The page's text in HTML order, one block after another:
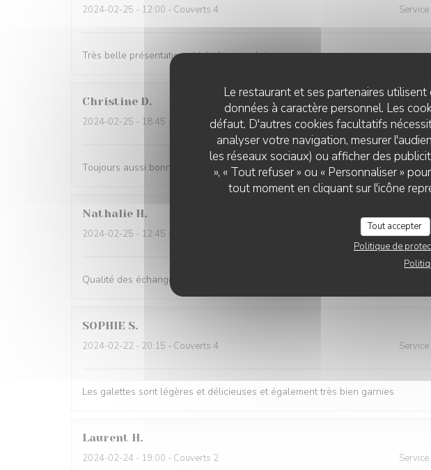
Le restaurant et ses partenaires
données à caractère personnel. Les
défaut. D'autres cookies facultatifs
analyser votre navigation, mesurer
les réseaux sociaux) ou afficher des
», « Tout refuser » ou « Personnaliser »
tout moment en cliquant sur l'icône
Tout accepter
Politique de
2024-02-25 - 12:00 - Couverts 4 Service
Très belle présentation et très bon produit
Christine D
2024-02-25 - 18:45 - Couverts 3 Service
Toujours aussi bonnes galettes et accueil au top!
Nathalie H
2024-02-25 - 12:45 - Couverts 6 Service:
Qualité des échanges ingrédients en très bonne quantité. Le service est
SOPHIE S
2024-02-22 - 20:15 - Couverts 4 Service
Les galettes sont légères et délicieuses et également très bien garnies
Laurent H
2024-02-24 - 19:00 - Couverts 2 Service